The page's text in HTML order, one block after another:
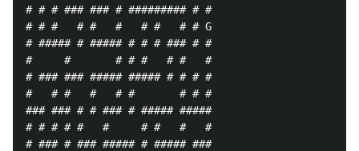
# # # ### ### # ######### # #
# # #   # #   #   # #   # # G
# ##### # ##### # # # ### # #
#     #       # # #   # #   #
# ### ### ##### ##### # # # #
#   # #   #   # #       # # #
### ### # # ### # ##### #####
# # # # #   #     # #   #   #
# ### # ### ##### # ##### ###